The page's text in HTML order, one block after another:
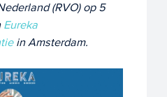
(RVO) op 5
Eureka
in Amsterdam.